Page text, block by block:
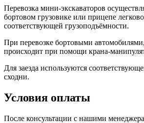
Перевозка мини-экскаваторов
бортовом грузовике или прицепе
соответствующей грузоподъёмности.
При перевозке бортовыми автомобилями,
происходит при помощи крана-
Для заезда используются
сходни.
Условия оплаты
После консультации с нашими